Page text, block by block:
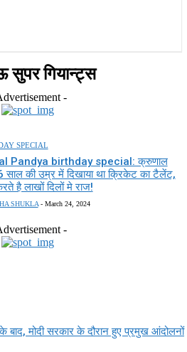
गियान्ट्स
-
SPECIAL
Pandya birthday special: क्रुणाल
साल की उम्र में दिखाया था क्रिकेट का टैलेंट,
है लाखों दिलों मे राज!
SHUKLA - March 24, 2024
-
बाद, मोदी सरकार के दौरान हुए प्रमुख आंदोलनों